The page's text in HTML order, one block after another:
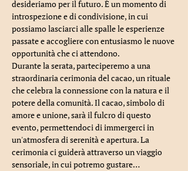
desideriamo per il futuro. È un momento di
introspezione e di condivisione, in cui
possiamo lasciarci alle spalle le esperienze
passate e accogliere con entusiasmo le nuove
opportunità che ci attendono.
Durante la serata, parteciperemo a una
straordinaria cerimonia del cacao, un rituale
che celebra la connessione con la natura e il
potere della comunità. Il cacao, simbolo di
amore e unione, sarà il fulcro di questo
evento, permettendoci di immergerci in
un'atmosfera di serenità e apertura. La
cerimonia ci guiderà attraverso un viaggio
sensoriale, in cui potremo gustare…